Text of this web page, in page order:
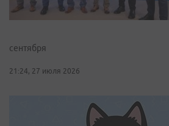
сентября
21:24, 27 июля 2026